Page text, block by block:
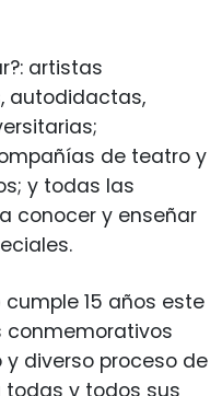
artistas
autodidactas,
de teatro y
y todas las
conocer y enseñar
cumple 15 años este
conmemorativos
diverso proceso de
y todos sus